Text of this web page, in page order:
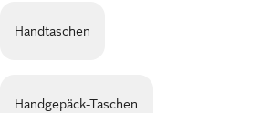
Handtaschen
Handgepäck-Taschen